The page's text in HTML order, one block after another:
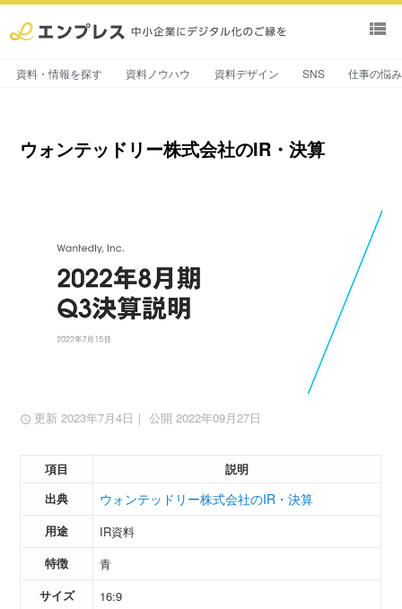
view_list
資料・情報を探す 資料ノウハウ 資料デザイン SNS 仕事の悩
ウォンテッドリー株式会社のIR・決算
更新 2023年7月4日 ｜ 公開 2022年09月27日
項目
説明
出典
ウォンテッドリー株式会社のIR・決算
用途
IR資料
特徴
青
サイズ
16:9